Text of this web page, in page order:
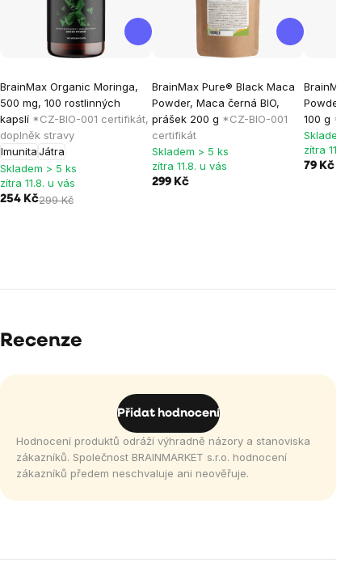
BrainMax Organic Moringa,
500 mg, 100 rostlinných
kapslí *CZ-BIO-001 certifikát,
doplněk stravy
ImunitaJátra
Skladem > 5 ks
zítra 11.8. u vás
254 Kč299 Kč
BrainMax Pure® Black Maca
Powder, Maca černá BIO,
prášek 200 g *CZ-BIO-001
certifikát
Skladem > 5 ks
zítra 11.8. u vás
299 Kč
BrainMax
Powder,
100 g *CZ-
Skladem >
zítra 11.8. u
79 Kč
Recenze
Přidat hodnocení
Hodnocení produktů odráží výhradně názory a stanoviska
zákazníků. Společnost BRAINMARKET s.r.o. hodnocení
zákazníků předem neschvaluje ani neověřuje.